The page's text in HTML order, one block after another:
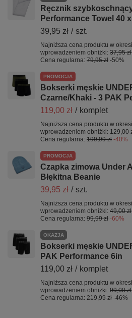
Ręcznik
Performance Towel 40
39,95 zł / szt.
Najniższa cena produktu w
wprowadzeniem obniżki: 37,95 zł
Cena regularna: 79,95 zł -50%
PROMOCJA
Bokserki męskie
Czarne/Khaki - 3 PAK
119,00 zł / komplet
Najniższa cena produktu w
wprowadzeniem obniżki: 129,00
Cena regularna: 199,99 zł -40%
PROMOCJA
Czapka zimowa Under
Błękitna Beanie
39,95 zł / szt.
Najniższa cena produktu w
wprowadzeniem obniżki: 49,00 zł
Cena regularna: 99,99 zł -60%
OKAZJA
Bokserki męskie
PAK Performance 6in
119,00 zł / komplet
Najniższa cena produktu w
wprowadzeniem obniżki: 99,00 zł
Cena regularna: 219,99 zł -46%